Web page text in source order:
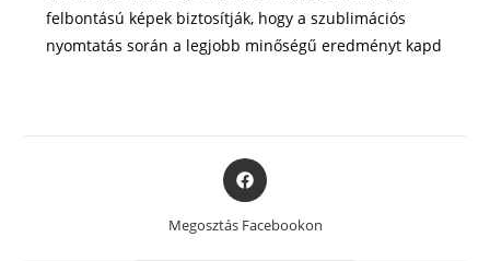
felbontású képek biztosítják, hogy a szublimációs
nyomtatás során a legjobb minőségű eredményt kapd
Opens
in
new
Megosztás Facebookon